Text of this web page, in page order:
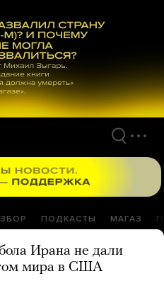
ПОДКАСТЫ МАГАЗ
Ирана не дали
мира в США